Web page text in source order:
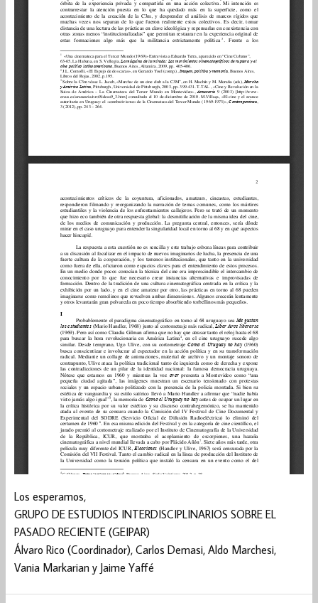
Los esperamos,
GRUPO DE ESTUDIOS INTERDISCIPLINARIOS SOBRE EL
PASADO RECIENTE (GEIPAR)
Álvaro Rico (Coordinador), Carlos Demasi, Aldo Marchesi,
Vania Markarian y Jaime Yaffé